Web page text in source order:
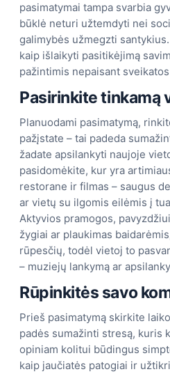
pasimatymai tampa svarbia
būklė neturi užtemdyti nei
galimybės užmegzti
kaip išlaikyti pasitikėjimą
pažintimis nepaisant
Pasirinkite tinkamą
Planuodami pasimatymą,
pažįstate – tai padeda
žadate apsilankyti naujoje
pasidomėkite, kur yra
restorane ir filmas – saugus
ar vietų su ilgomis eilėmis į
Aktyvios pramogos,
žygiai ar plaukimas
rūpesčių, todėl vietoj to
– muziejų lankymą ar
Rūpinkitės savo
Prieš pasimatymą skirkite
padės sumažinti stresą, kuris
opiniam kolitui būdingus
kaip jaučiatės patogiai ir